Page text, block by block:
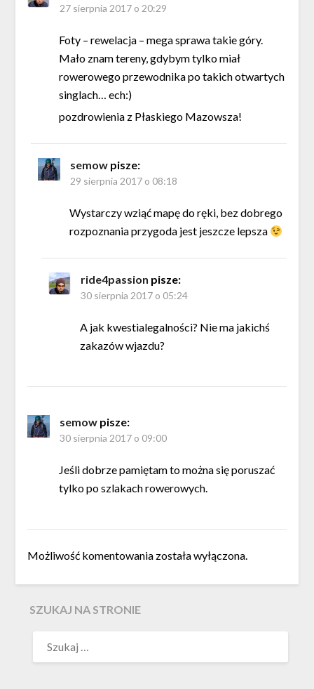
27 sierpnia 2017 o 20:29
Foty – rewelacja – mega sprawa takie góry.
Mało znam tereny, gdybym tylko miał
rowerowego przewodnika po takich otwartych
singlach… ech:)
pozdrowienia z Płaskiego Mazowsza!
semow pisze:
29 sierpnia 2017 o 08:18
Wystarczy wziąć mapę do ręki, bez dobrego
rozpoznania przygoda jest jeszcze lepsza
ride4passion pisze:
30 sierpnia 2017 o 05:24
A jak kwestialegalności? Nie ma jakichś
zakazów wjazdu?
semow pisze:
30 sierpnia 2017 o 09:00
Jeśli dobrze pamiętam to można się poruszać
tylko po szlakach rowerowych.
Możliwość komentowania została wyłączona.
SZUKAJ NA STRONIE